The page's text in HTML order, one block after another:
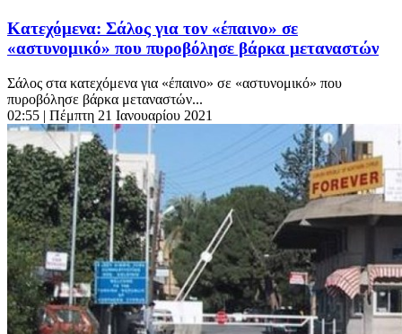
Κατεχόμενα: Σάλος για τον «έπαινο» σε
«αστυνομικό» που πυροβόλησε βάρκα μεταναστών
Σάλος στα κατεχόμενα για «έπαινο» σε «αστυνομικό» που
πυροβόλησε βάρκα μεταναστών...
02:55 | Πέμπτη 21 Ιανουαρίου 2021